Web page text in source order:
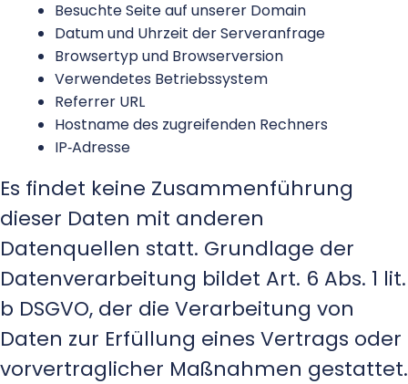
Besuchte Seite auf unserer Domain
Datum und Uhrzeit der Serveranfrage
Browsertyp und Browserversion
Verwendetes Betriebssystem
Referrer URL
Hostname des zugreifenden Rechners
IP‑Adresse
Es findet keine Zusammenführung
dieser Daten mit anderen
Datenquellen statt. Grundlage der
Datenverarbeitung bildet Art. 6 Abs. 1 lit.
b DSGVO, der die Verarbeitung von
Daten zur Erfüllung eines Vertrags oder
vorvertraglicher Maßnahmen gestattet.